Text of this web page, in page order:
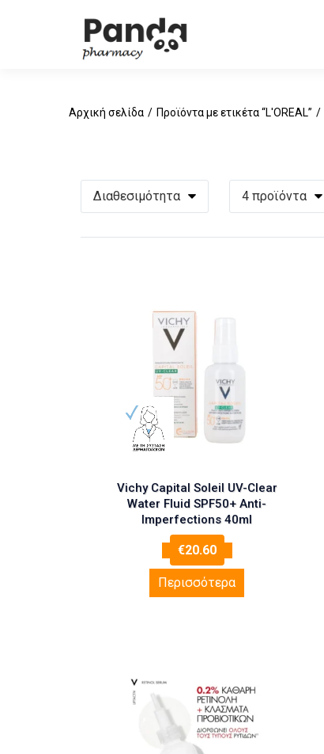
Αρχική σελίδα Προϊόντα με ετικέτα “L'OREAL”
4 προϊόντα
Διαθεσιμότητα
Vichy Capital Soleil UV-Clear
Water Fluid SPF50+ Anti-
Imperfections 40ml
€20.60
Περισσότερα